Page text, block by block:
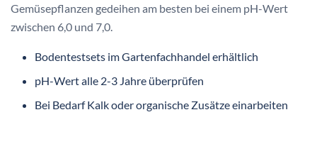
Gemüsepflanzen gedeihen am besten bei einem pH-Wert
zwischen 6,0 und 7,0.
Bodentestsets im Gartenfachhandel erhältlich
pH-Wert alle 2-3 Jahre überprüfen
Bei Bedarf Kalk oder organische Zusätze einarbeiten